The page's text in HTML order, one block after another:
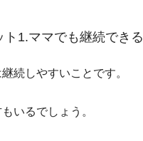
1.ママでも継続できる
続しやすいことです。
いるでしょう。